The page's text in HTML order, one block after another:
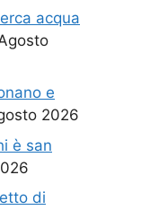
acqua
e
2026
è san
di